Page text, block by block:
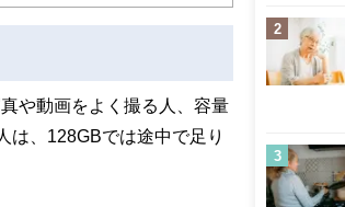
や動画をよく撮る人、容量
は、128GBでは途中で足り